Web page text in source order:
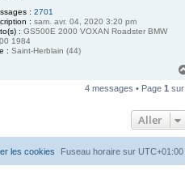
: 2701
: sam. avr. 04, 2020 3:20 pm
: GS500E 2000 VOXAN Roadster BMW
1984
: Saint-Herblain (44)
4 messages • Page 1 sur
Aller
Fuseau horaire sur UTC+01:00
les cookies